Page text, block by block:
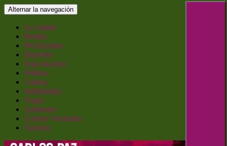
Saltar
al
contenido
Alternar la navegación
La ciudad
Punilla
Provinciales
Deportes
Espectáculos
Política
Cultura
Solidaridad
Viajes
Ambiente
Centros Vecinales
Turismo